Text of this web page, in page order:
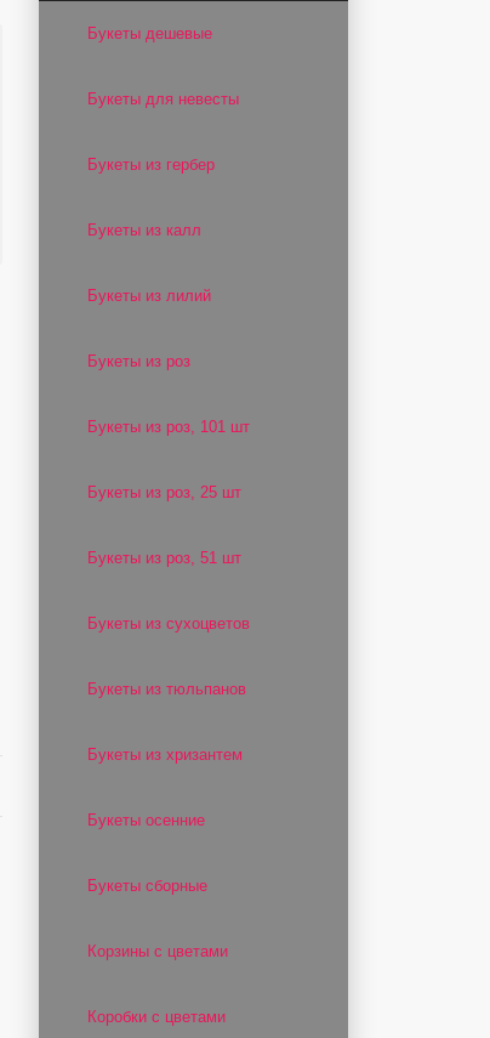
Букеты дешевые
Букеты для невесты
Букеты из гербер
Букеты из калл
Букеты из лилий
Букеты из роз
Букеты из роз, 101 шт
Букеты из роз, 25 шт
Букеты из роз, 51 шт
Букеты из сухоцветов
Букеты из тюльпанов
Букеты из хризантем
Букеты осенние
Букеты сборные
Корзины с цветами
Коробки с цветами